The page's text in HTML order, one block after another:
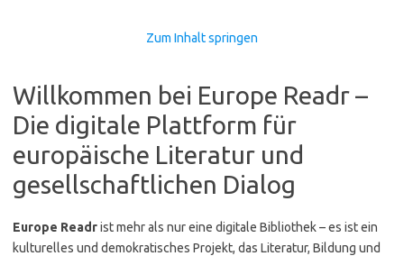
Zum Inhalt springen
Willkommen bei Europe Readr –
Die digitale Plattform für
europäische Literatur und
gesellschaftlichen Dialog
Europe Readrist mehr als nur eine digitale Bibliothek – es ist ein
kulturelles und demokratisches Projekt, das Literatur, Bildung und